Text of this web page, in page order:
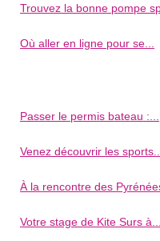
Trouvez la bonne pompe
Où aller en ligne pour se...
Passer le permis bateau :...
Venez découvrir les sports...
À la rencontre des
Votre stage de Kite Surs à...